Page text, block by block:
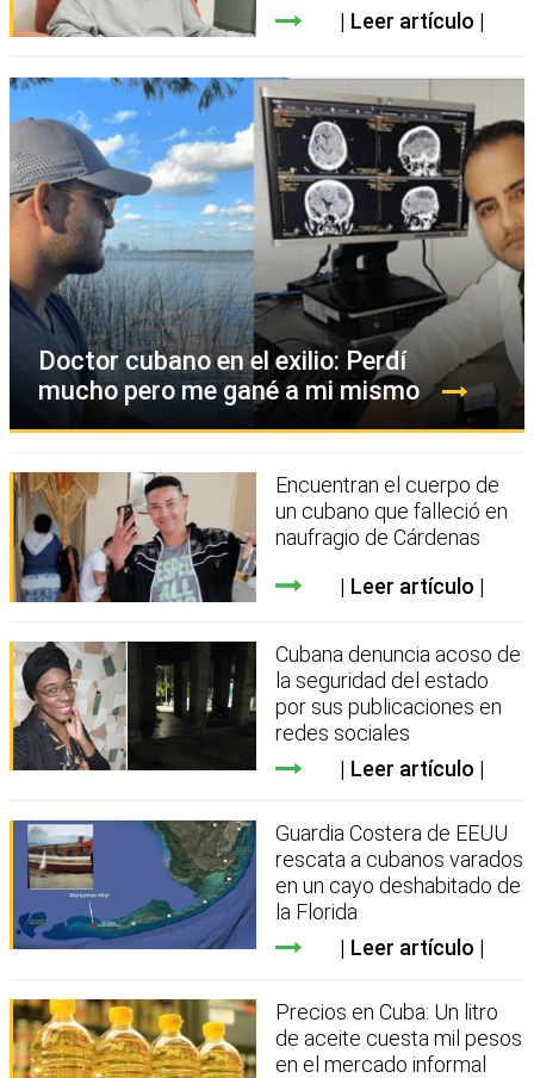
Leer artículo
Doctor cubano en el exilio: Perdí
mucho pero me gané a mi mismo
Encuentran el cuerpo de
un cubano que falleció en
naufragio de Cárdenas
Leer artículo
Cubana denuncia acoso de
la seguridad del estado
por sus publicaciones en
redes sociales
Leer artículo
Guardia Costera de EEUU
rescata a cubanos varados
en un cayo deshabitado de
la Florida
Leer artículo
Precios en Cuba: Un litro
de aceite cuesta mil pesos
en el mercado informal